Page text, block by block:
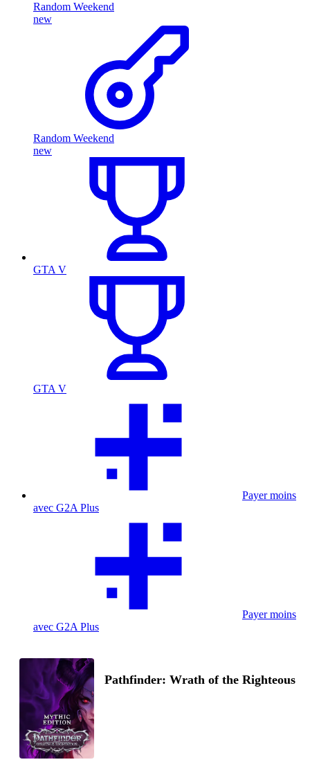
Random Weekend
new
Random Weekend
new
GTA V
GTA V
Payer moins
avec G2A Plus
Payer moins
avec G2A Plus
Pathfinder: Wrath of the Righteous